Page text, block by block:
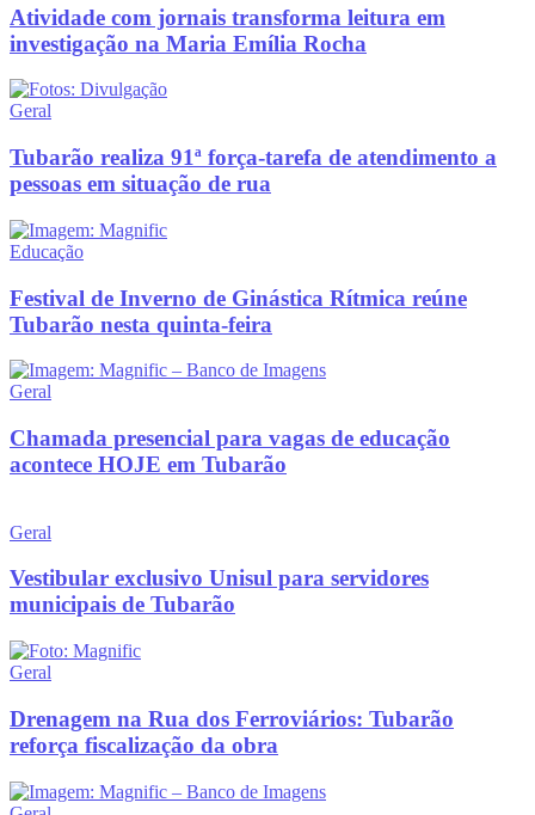
Atividade com jornais transforma leitura em
investigação na Maria Emília Rocha
Geral
Tubarão realiza 91ª força-tarefa de atendimento a
pessoas em situação de rua
Educação
Festival de Inverno de Ginástica Rítmica reúne
Tubarão nesta quinta-feira
Geral
Chamada presencial para vagas de educação
acontece HOJE em Tubarão
Geral
Vestibular exclusivo Unisul para servidores
municipais de Tubarão
Geral
Drenagem na Rua dos Ferroviários: Tubarão
reforça fiscalização da obra